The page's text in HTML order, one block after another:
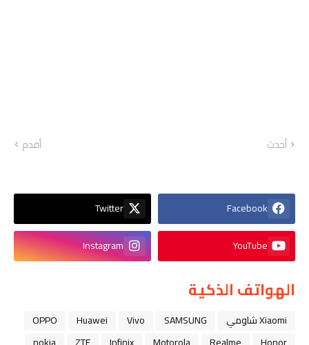
أحدث أقدم
Facebook
Twitter
YouTube
Instagram
الهواتف الذكية
Xiaomi شاومي SAMSUNG
Vivo
Huawei
OPPO